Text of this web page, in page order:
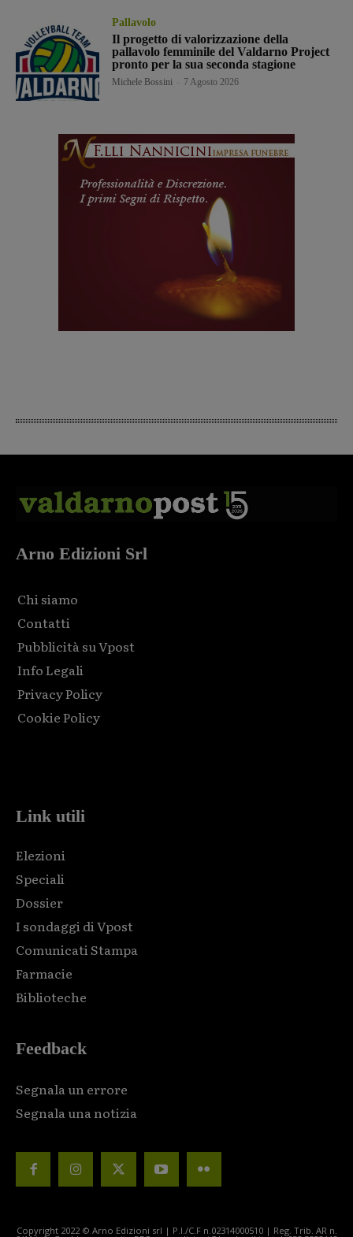
Pallavolo
Il progetto di valorizzazione della
pallavolo femminile del Valdarno Project
pronto per la sua seconda stagione
Michele Bossini 7 Agosto 2026
Arno Edizioni Srl
Chi siamo
Contatti
Pubblicità su Vpost
Info Legali
Privacy Policy
Cookie Policy
Link utili
Elezioni
Speciali
Dossier
I sondaggi di Vpost
Comunicati Stampa
Farmacie
Biblioteche
Feedback
Segnala un errore
Segnala una notizia
Copyright 2022 © Arno Edizioni srl | P.I./C.F n.02314000510 | Reg. Trib. AR n.